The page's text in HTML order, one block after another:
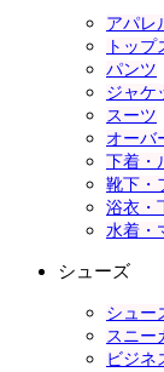
アパレ
トップ
パンツ
ジャケ
スーツ
オーバ
下着・
靴下・
浴衣・
水着・
シューズ
シュー
スニー
ビジネ